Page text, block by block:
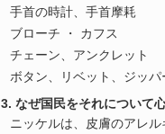
手首の時計、手首摩耗
ブローチ ・ カフス
チェーン、アンクレット
ボタン、リベット、ジッパ
3. なぜ国民をそれについて心
ニッケルは、皮膚のアレ